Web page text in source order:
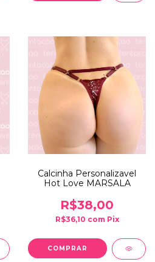
Calcinha Personalizavel
Hot Love MARSALA
R$38,00
R$36,10 com Pix